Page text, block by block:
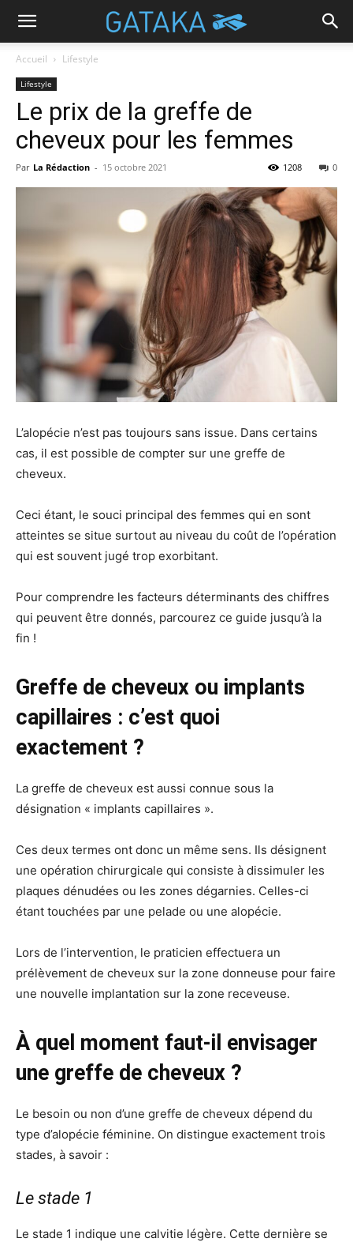
Accueil Lifestyle
Lifestyle
Le prix de la greffe de
cheveux pour les femmes
Par La Rédaction - 15 octobre 2021 0
1208
L’alopécie n’est pas toujours sans issue. Dans certains
cas, il est possible de compter sur une greffe de
cheveux.
Ceci étant, le souci principal des femmes qui en sont
atteintes se situe surtout au niveau du coût de l’opération
qui est souvent jugé trop exorbitant.
Pour comprendre les facteurs déterminants des chiffres
qui peuvent être donnés, parcourez ce guide jusqu’à la
fin !
Greffe de cheveux ou implants
capillaires : c’est quoi
exactement ?
La greffe de cheveux est aussi connue sous la
désignation « implants capillaires ».
Ces deux termes ont donc un même sens. Ils désignent
une opération chirurgicale qui consiste à dissimuler les
plaques dénudées ou les zones dégarnies. Celles-ci
étant touchées par une pelade ou une alopécie.
Lors de l’intervention, le praticien effectuera un
prélèvement de cheveux sur la zone donneuse pour faire
une nouvelle implantation sur la zone receveuse.
À quel moment faut-il envisager
une greffe de cheveux ?
Le besoin ou non d’une greffe de cheveux dépend du
type d’alopécie féminine. On distingue exactement trois
stades, à savoir :
Le stade 1
Le stade 1 indique une calvitie légère. Cette dernière se